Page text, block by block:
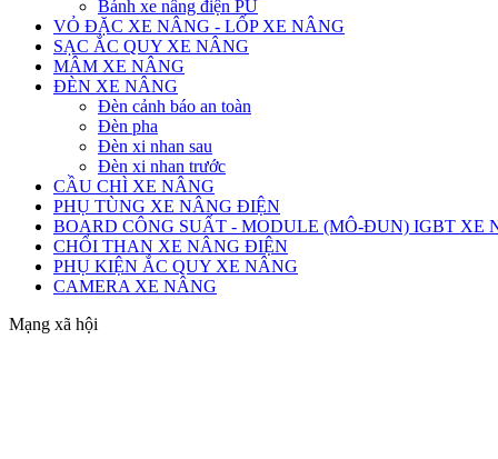
Bánh xe nâng điện PU
VỎ ĐẶC XE NÂNG - LỐP XE NÂNG
SẠC ẮC QUY XE NÂNG
MÂM XE NÂNG
ĐÈN XE NÂNG
Đèn cảnh báo an toàn
Đèn pha
Đèn xi nhan sau
Đèn xi nhan trước
CẦU CHÌ XE NÂNG
PHỤ TÙNG XE NÂNG ĐIỆN
BOARD CÔNG SUẤT - MODULE (MÔ-ĐUN) IGBT XE
CHỔI THAN XE NÂNG ĐIỆN
PHỤ KIỆN ẮC QUY XE NÂNG
CAMERA XE NÂNG
Mạng xã hội